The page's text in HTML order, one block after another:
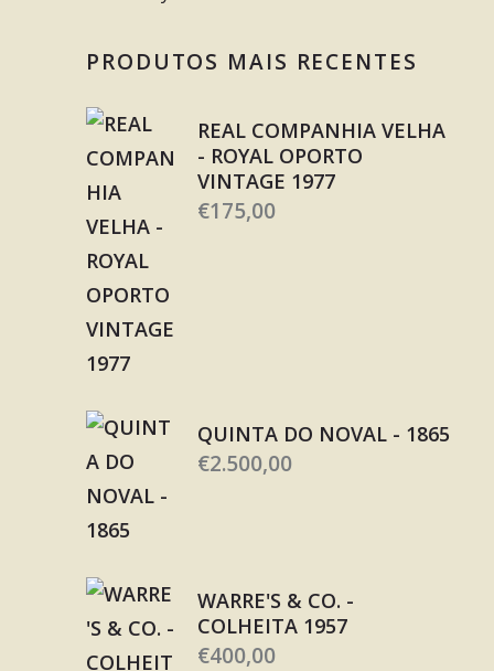
PRODUTOS MAIS RECENTES
REAL COMPANHIA VELHA
- ROYAL OPORTO
VINTAGE 1977
€175,00
QUINTA DO NOVAL - 1865
€2.500,00
WARRE'S & CO. -
COLHEITA 1957
€400,00